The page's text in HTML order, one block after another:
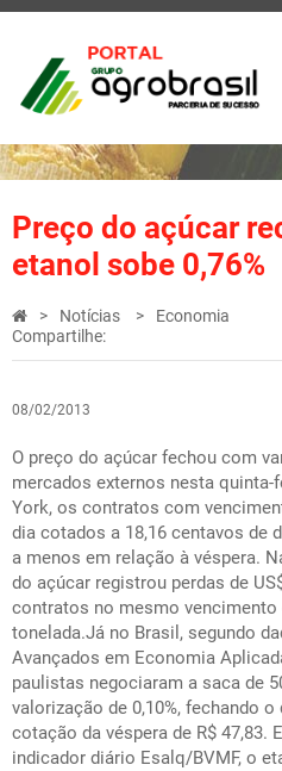
Preço do açúcar
etanol sobe 0,76%
Notícias
Economia
Compartilhe:
08/02/2013
O preço do açúcar fechou com
mercados externos nesta quinta-
York, os contratos com
dia cotados a 18,16 centavos de
a menos em relação à véspera.
do açúcar registrou perdas de
contratos no mesmo vencimento
tonelada.Já no Brasil, segundo
Avançados em Economia
paulistas negociaram a saca de
valorização de 0,10%, fechando
cotação da véspera de R$ 47,83.
indicador diário Esalq/BVMF, o